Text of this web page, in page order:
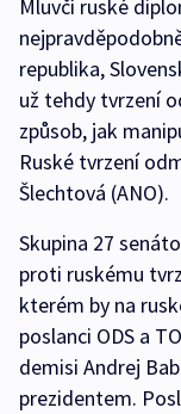
Mluvčí ruské
republika,
už tehdy tvrzení
způsob, jak
Ruské tvrzení
Šlechtová (ANO).
Skupina 27
proti ruskému
kterém by na
poslanci ODS a
demisi Andrej
prezidentem.